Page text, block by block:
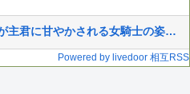
【ウマ娘】見てください、これが主君に甘やかされる女騎士の姿です。
Powered by livedoor 相互RSS